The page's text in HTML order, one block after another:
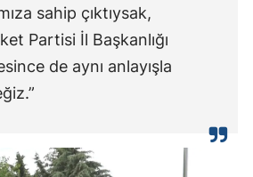
sahip çıktıysak,
Partisi İl Başkanlığı
de aynı anlayışla